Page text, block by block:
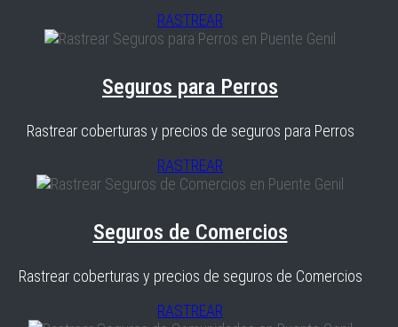
RASTREAR
Seguros para Perros
Rastrear coberturas y precios de seguros para Perros
RASTREAR
Seguros de Comercios
Rastrear coberturas y precios de seguros de Comercios
RASTREAR